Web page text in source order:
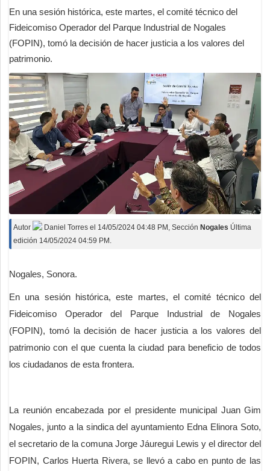
En una sesión histórica, este martes, el comité técnico del
Fideicomiso Operador del Parque Industrial de Nogales
(FOPIN), tomó la decisión de hacer justicia a los valores del
patrimonio.
Autor Daniel Torres el 14/05/2024 04:48 PM , Sección Nogales Última
edición 14/05/2024 04:59 PM.
Nogales, Sonora.
En una sesión histórica, este martes, el comité técnico del
Fideicomiso Operador del Parque Industrial de Nogales
(FOPIN), tomó la decisión de hacer justicia a los valores del
patrimonio con el que cuenta la ciudad para beneficio de todos
los ciudadanos de esta frontera.
La reunión encabezada por el presidente municipal Juan Gim
Nogales, junto a la sindica del ayuntamiento Edna Elinora Soto,
el secretario de la comuna Jorge Jáuregui Lewis y el director del
FOPIN, Carlos Huerta Rivera, se llevó a cabo en punto de las